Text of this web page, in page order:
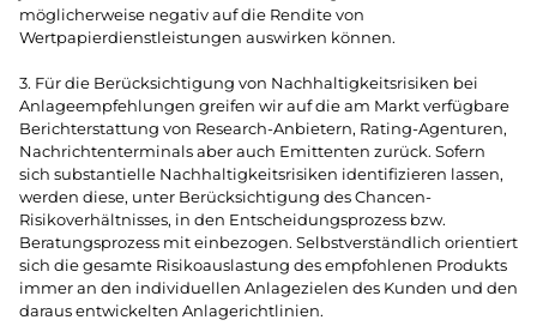
möglicherweise negativ auf die Rendite von
Wertpapierdienstleistungen auswirken können.
3. Für die Berücksichtigung von Nachhaltigkeitsrisiken bei
Anlageempfehlungen greifen wir auf die am Markt verfügbare
Berichterstattung von Research-Anbietern, Rating-Agenturen,
Nachrichtenterminals aber auch Emittenten zurück. Sofern
sich substantielle Nachhaltigkeitsrisiken identifizieren lassen,
werden diese, unter Berücksichtigung des Chancen-
Risikoverhältnisses, in den Entscheidungsprozess bzw.
Beratungsprozess mit einbezogen. Selbstverständlich orientiert
sich die gesamte Risikoauslastung des empfohlenen Produkts
immer an den individuellen Anlagezielen des Kunden und den
daraus entwickelten Anlagerichtlinien.